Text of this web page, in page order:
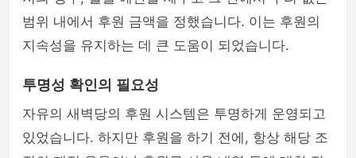
범위 내에서 후원 금액을 정했습니다. 이는 후원의
지속성을 유지하는 데 큰 도움이 되었습니다.
투명성 확인의 필요성
자유의 새벽당의 후원 시스템은 투명하게 운영되고
있었습니다. 하지만 후원을 하기 전에, 항상 해당 조